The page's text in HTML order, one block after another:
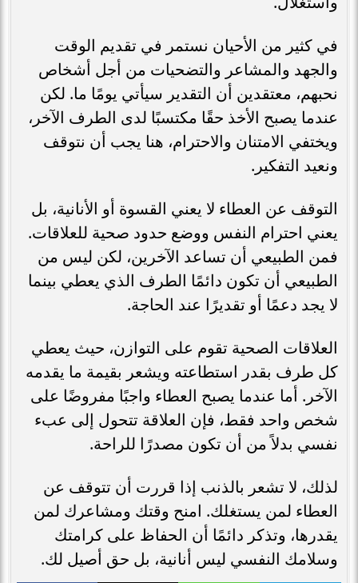
في كثير من الأحيان نستمر في تقديم الوقت
والجهد والمشاعر والتضحيات من أجل أشخاص
نحبهم، معتقدين أن التقدير سيأتي يومًا ما. لكن
عندما يصبح الأخذ حقًا مكتسبًا لدى الطرف الآخر،
ويختفي الامتنان والاحترام، هنا يجب أن نتوقف
ونعيد التفكير.
التوقف عن العطاء لا يعني القسوة أو الأنانية، بل
يعني احترام النفس ووضع حدود صحية للعلاقات.
فمن الطبيعي أن تساعد الآخرين، لكن ليس من
الطبيعي أن تكون دائمًا الطرف الذي يعطي بينما
لا يجد دعمًا أو تقديرًا عند الحاجة.
العلاقات الصحية تقوم على التوازن، حيث يعطي
كل طرف بقدر استطاعته ويشعر بقيمة ما يقدمه
الآخر. أما عندما يصبح العطاء واجبًا مفروضًا على
شخص واحد فقط، فإن العلاقة تتحول إلى عبء
نفسي بدلاً من أن تكون مصدرًا للراحة.
لذلك، لا تشعر بالذنب إذا قررت أن تتوقف عن
العطاء لمن يستغلك. امنح وقتك ومشاعرك لمن
يقدرها، وتذكر دائمًا أن الحفاظ على كرامتك
وسلامك النفسي ليس أنانية، بل حق أصيل لك.